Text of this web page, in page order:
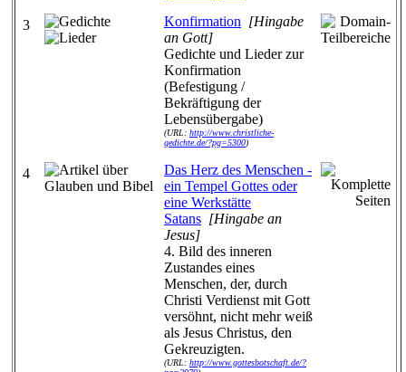
3 Konfirmation [Hingabe
an Gott]
Gedichte und Lieder zur
Konfirmation
(Befestigung /
Bekräftigung der
Lebensübergabe)
(URL: http://www.christliche-
gedichte.de/?pg=5300)
4
Das Herz des Menschen -
ein Tempel Gottes oder
eine Werkstätte
Satans [Hingabe an
Jesus]
4. Bild des inneren
Zustandes eines
Menschen, der, durch
Christi Verdienst mit Gott
versöhnt, nicht mehr weiß
als Jesus Christus, den
Gekreuzigten.
(URL: http://www.gottesbotschaft.de/?